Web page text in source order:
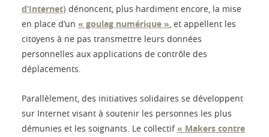
d’Internet) dénoncent, plus hardiment encore, la mise
en place d’un « goulag numérique », et appellent les
citoyens à ne pas transmettre leurs données
personnelles aux applications de contrôle des
déplacements.
Parallèlement, des initiatives solidaires se développent
sur Internet visant à soutenir les personnes les plus
démunies et les soignants. Le collectif« Makers contre